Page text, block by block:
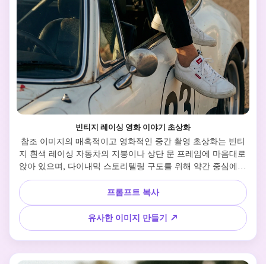
빈티지 레이싱 영화 이야기 초상화
참조 이미지의 매혹적이고 영화적인 중간 촬영 초상화는 빈티
지 흰색 레이싱 자동차의 지붕이나 상단 문 프레임에 마음대로
앉아 있으며, 다이내믹 스토리텔링 구도를 위해 약간 중심에서
벗어난 위치에 놓여 있다. 주체는 측면 프로파일로 촬영되었
고, 멀리(오른쪽으로 바라보고, 카메라 밖에서) 깊이 바라보며,
초점을 전달하고, 조용히 결심하거나 반성한다. 그 사람은 세
련되고 약간 오버사이즈의 검은색과 베이지/탄 색상이 차단된
윈드브레이커나 플러버 재킷을 입고 있으며, 블랙 바지와 미묘
한 빨간 억양이나 로고가 있는 흰색 낮은 스니커스를 입고 있
다....
프롬프트 복사
유사한 이미지 만들기 ↗